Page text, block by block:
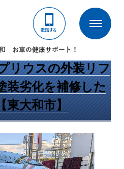
お車の健康サポート！
板金
年1月28日
リウスの外装リフ
装劣化を補修した
東大和市】